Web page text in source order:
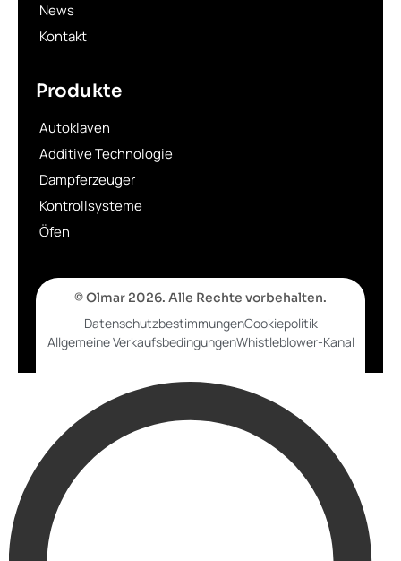
News
Kontakt
Produkte
Autoklaven
Additive Technologie
Dampferzeuger
Kontrollsysteme
Öfen
© Olmar 2026. Alle Rechte vorbehalten.
DatenschutzbestimmungenCookiepolitik
Allgemeine VerkaufsbedingungenWhistleblower-Kanal